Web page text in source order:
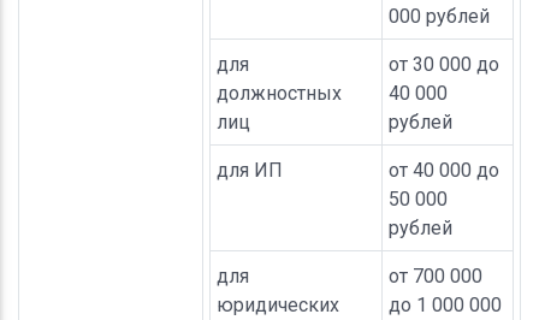
000 рублей
для
должностных
лиц
от 30 000 до
40 000
рублей
для ИП
от 40 000 до
50 000
рублей
для
юридических
от 700 000
до 1 000 000